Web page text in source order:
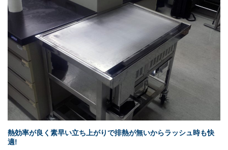
熱効率が良く素早い立ち上がりで排熱が無いからラッシュ時も快
適!